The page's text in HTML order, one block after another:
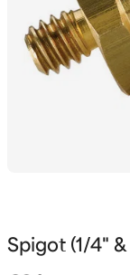
Spigot (1/4"